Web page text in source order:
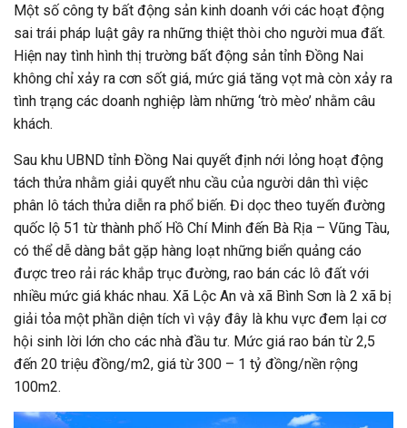
Một số công ty bất động sản kinh doanh với các hoạt động
sai trái pháp luật gây ra những thiệt thòi cho người mua đất.
Hiện nay tình hình thị trường bất động sản tỉnh Đồng Nai
không chỉ xảy ra cơn sốt giá, mức giá tăng vọt mà còn xảy ra
tình trạng các doanh nghiệp làm những ‘trò mèo’ nhằm câu
khách.
Sau khu UBND tỉnh Đồng Nai quyết định nới lỏng hoạt động
tách thửa nhằm giải quyết nhu cầu của người dân thì việc
phân lô tách thửa diễn ra phổ biến. Đi dọc theo tuyến đường
quốc lộ 51 từ thành phố Hồ Chí Minh đến Bà Rịa – Vũng Tàu,
có thể dễ dàng bắt gặp hàng loạt những biển quảng cáo
được treo rải rác khắp trục đường, rao bán các lô đất với
nhiều mức giá khác nhau. Xã Lộc An và xã Bình Sơn là 2 xã bị
giải tỏa một phần diện tích vì vậy đây là khu vực đem lại cơ
hội sinh lời lớn cho các nhà đầu tư. Mức giá rao bán từ 2,5
đến 20 triệu đồng/m2, giá từ 300 – 1 tỷ đồng/nền rộng
100m2.